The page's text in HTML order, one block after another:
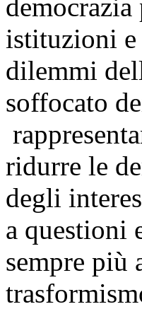
istituzioni e
dilemmi
soffocato
ridurre le
degli
a questioni
sempre più